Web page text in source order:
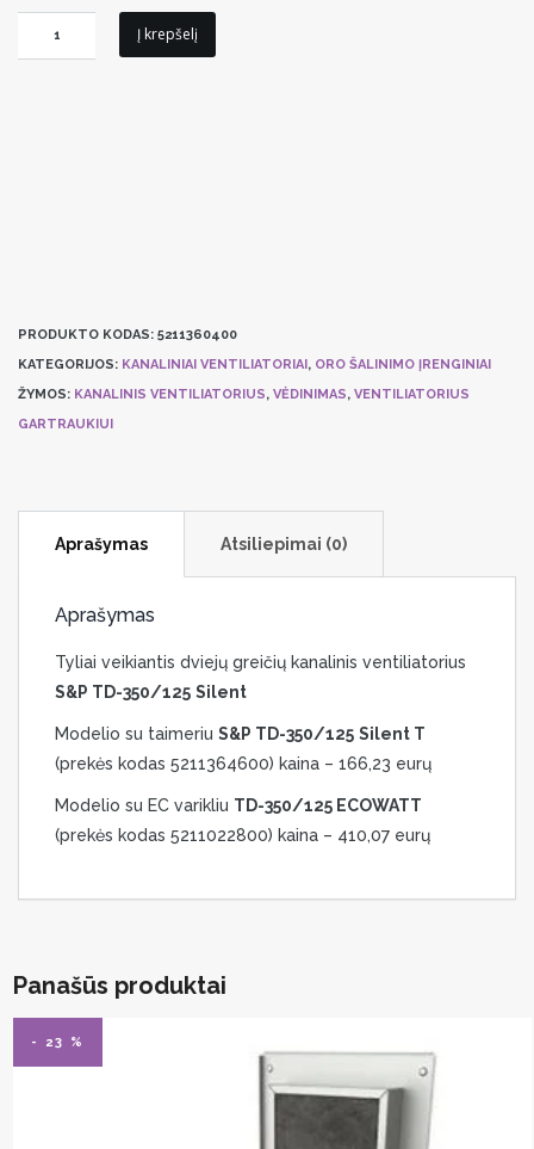
199,11 €. 159,28 €.
kiekis:
Į krepšelį
PRODUKTO KODAS: 5211360400
KATEGORIJOS: KANALINIAI VENTILIATORIAI , ORO ŠALINIMO ĮRENGINIAI
ŽYMOS: KANALINIS VENTILIATORIUS, VĖDINIMAS, VENTILIATORIUS
GARTRAUKIUI
Aprašymas Atsiliepimai (0)
Aprašymas
Tyliai veikiantis dviejų greičių kanalinis ventiliatorius
S&P TD-350/125 Silent
Modelio su taimeriu S&P TD-350/125 Silent T
(prekės kodas 5211364600) kaina – 166,23 eurų
Modelio su EC varikliu TD-350/125 ECOWATT
(prekės kodas 5211022800) kaina – 410,07 eurų
Panašūs produktai
- 23 %